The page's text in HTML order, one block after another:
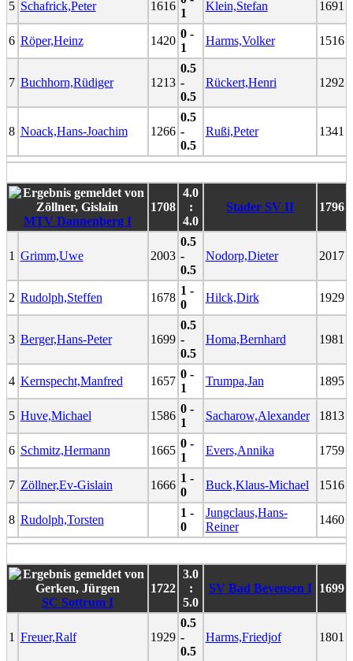
5 Schafrick,Peter 1616
1
Klein,Stefan 1691
6 Röper,Heinz 1420
0 -
1
Harms,Volker 1516
7 Buchhorn,Rüdiger 1213
0.5
-
0.5
Rückert,Henri 1292
8 Noack,Hans-Joachim 1266
0.5
-
0.5
Rußi,Peter 1341
MTV Dannenberg I
1708
4.0
:
4.0
Stader SV II 1796
1 Grimm,Uwe 2003
0.5
-
0.5
Nodorp,Dieter 2017
2 Rudolph,Steffen 1678
1 -
0
Hilck,Dirk 1929
3 Berger,Hans-Peter 1699
0.5
-
0.5
Homa,Bernhard 1981
4 Kernspecht,Manfred 1657
0 -
1
Trumpa,Jan 1895
5 Huve,Michael 1586
0 -
1
Sacharow,Alexander 1813
6 Schmitz,Hermann 1665
0 -
1
Evers,Annika 1759
7 Zöllner,Ev-Gislain 1666
1 -
0
Buck,Klaus-Michael 1516
8 Rudolph,Torsten
1 -
0
Jungclaus,Hans-
Reiner
1460
SC Sottrum I
1722
3.0
:
5.0
SV Bad Bevensen I 1699
1 Freuer,Ralf 1929
0.5
-
0.5
Harms,Friedjof 1801